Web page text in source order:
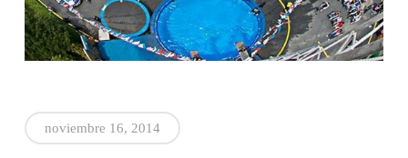
noviembre 16, 2014